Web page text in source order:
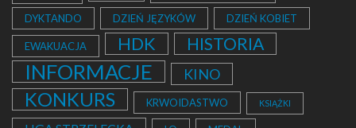
DYKTANDO DZIEŃ JĘZYKÓW DZIEŃ KOBIET
EWAKUACJA HDK HISTORIA
INFORMACJE KINO
KONKURS KRWOIDASTWO KSIĄŻKI